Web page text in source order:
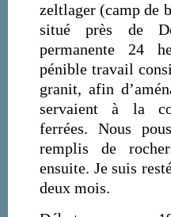
zeltlager (camp de
situé près de
permanente 24
pénible travail
granit, afin
servaient à la
ferrées. Nous
remplis de
ensuite. Je suis
deux mois.